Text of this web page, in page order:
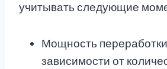
учитывать следующие
Мощность
зависимости от